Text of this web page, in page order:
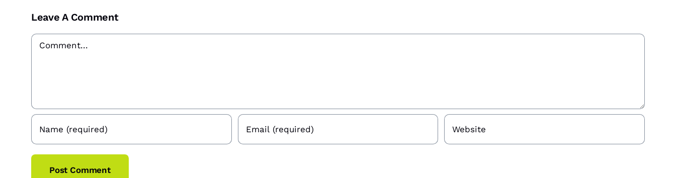
Leave A Comment
Comment